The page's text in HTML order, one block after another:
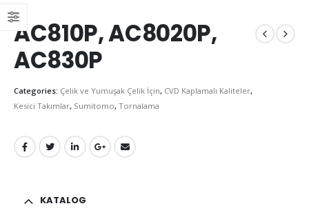
AC810P, AC8020P,
AC830P
Categories: Çelik ve Yumuşak Çelik İçin, CVD Kaplamalı Kaliteler,
Kesici Takımlar, Sumitomo, Tornalama
KATALOG